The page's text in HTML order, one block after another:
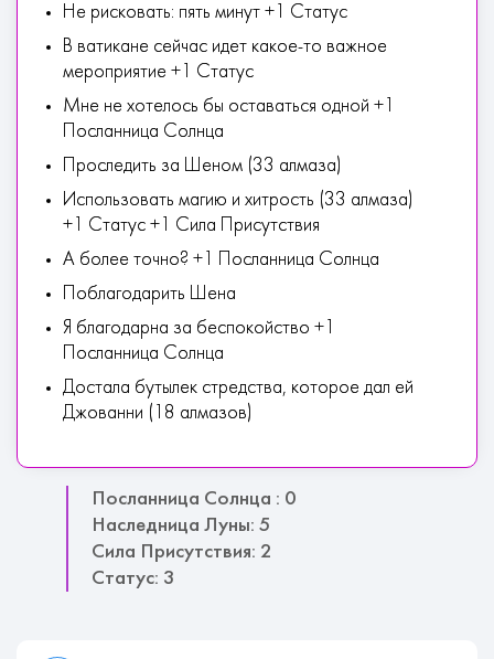
Не рисковать: пять минут +1 Статус
В ватикане сейчас идет какое-то важное
мероприятие +1 Статус
Мне не хотелось бы оставаться одной +1
Посланница Солнца
Проследить за Шеном (33 алмаза)
Использовать магию и хитрость (33 алмаза)
+1 Статус +1 Сила Присутствия
А более точно? +1 Посланница Солнца
Поблагодарить Шена
Я благодарна за беспокойство +1
Посланница Солнца
Достала бутылек стредства, которое дал ей
Джованни (18 алмазов)
Посланница Солнца : 0
Наследница Луны: 5
Сила Присутствия: 2
Статус: 3